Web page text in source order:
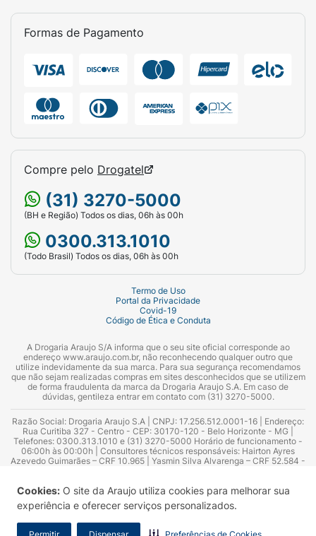
Cookies: O site da Araujo utiliza cookies para melhorar sua
experiência e oferecer serviços personalizados.
Permitir Dispensar Preferências de Cookies
Formas de Pagamento
Compre pelo Drogatel
(31) 3270-5000
(BH e Região) Todos os dias, 06h às 00h
0300.313.1010
(Todo Brasil) Todos os dias, 06h às 00h
Termo de Uso
Portal da Privacidade
Covid-19
Código de Ética e Conduta
A Drogaria Araujo S/A informa que o seu site oficial corresponde ao
endereço www.araujo.com.br, não reconhecendo qualquer outro que
utilize indevidamente da sua marca. Para sua segurança recomendamos
que não sejam realizadas compras em sites desconhecidos que se utilizem
de forma fraudulenta da marca da Drogaria Araujo S.A. Em caso de
dúvidas, gentileza entrar em contato com (31) 3270-5000.
Razão Social: Drogaria Araujo S.A | CNPJ: 17.256.512.0001-16 | Endereço:
Rua Curitiba 327 - Centro - CEP: 30170-120 - Belo Horizonte - MG |
Telefones: 0300.313.1010 e (31) 3270-5000 Horário de funcionamento -
06:00h às 00:00h | Consultores técnicos responsáveis: Hairton Ayres
Azevedo Guimarães – CRF 10.965 | Yasmin Silva Alvarenga – CRF 52.584 -
7.16355-1